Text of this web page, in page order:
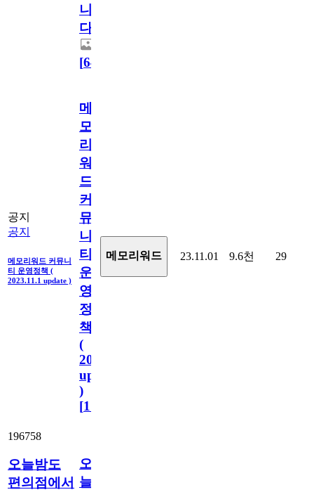
니
다.
[64
공지
공지
메모리워드 커뮤니
티 운영정책 (
2023.11.1 update )
메
모
리
워
드
커
뮤
니
티
운
영
정
책
(
2023.11.1
update
)
[110
메모리워드 23.11.01 9.6천 29
196758
오늘밤도
편의점에서
오
늘